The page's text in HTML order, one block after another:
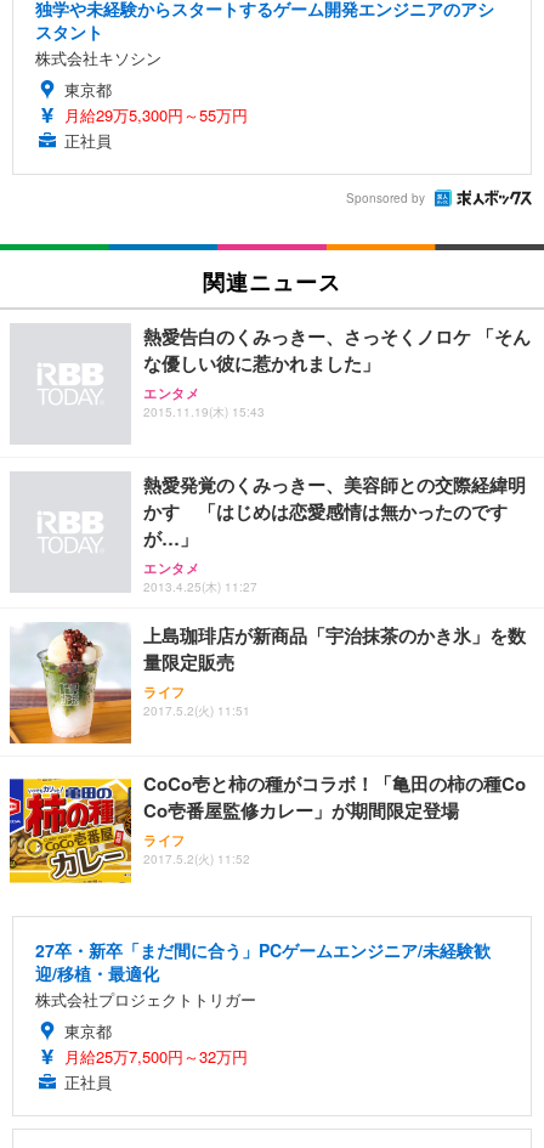
独学や未経験からスタートするゲーム開発エンジニアのアシ
スタント
株式会社キソシン
東京都
月給29万5,300円～55万円
正社員
Sponsored by
関連ニュース
熱愛告白のくみっきー、さっそくノロケ 「そん
な優しい彼に惹かれました」
エンタメ
2015.11.19(木) 15:43
熱愛発覚のくみっきー、美容師との交際経緯明
かす 「はじめは恋愛感情は無かったのです
が…」
エンタメ
2013.4.25(木) 11:27
上島珈琲店が新商品「宇治抹茶のかき氷」を数
量限定販売
ライフ
2017.5.2(火) 11:51
CoCo壱と柿の種がコラボ！「亀田の柿の種Co
Co壱番屋監修カレー」が期間限定登場
ライフ
2017.5.2(火) 11:52
27卒・新卒「まだ間に合う」PCゲームエンジニア/未経験歓
迎/移植・最適化
株式会社プロジェクトトリガー
東京都
月給25万7,500円～32万円
正社員